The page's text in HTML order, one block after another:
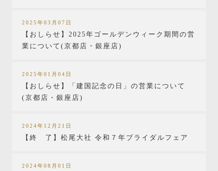
2025年03月07日
【おしらせ】2025年ゴールデンウィーク期間の営
業について(京都店・銀座店)
2025年01月04日
【おしらせ】「建国記念の日」の営業について
(京都店・銀座店)
2024年12月21日
【終 了】松尾大社 令和７年ブライダルフェア
2024年08月01日